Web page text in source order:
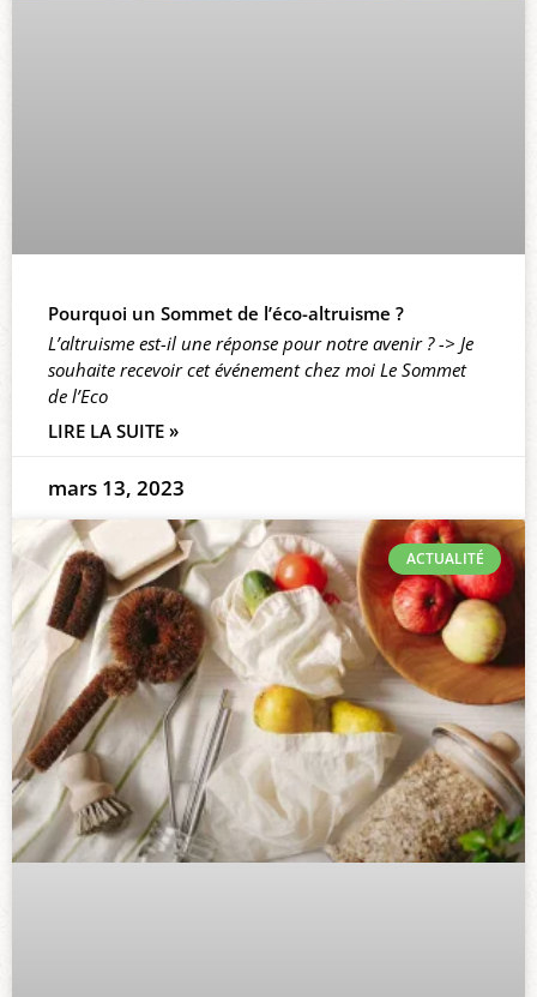
Pourquoi un Sommet de l’éco-altruisme ?
L’altruisme est-il une réponse pour notre avenir ? -> Je
souhaite recevoir cet événement chez moi Le Sommet
de l’Eco
LIRE LA SUITE »
mars 13, 2023
ACTUALITÉ